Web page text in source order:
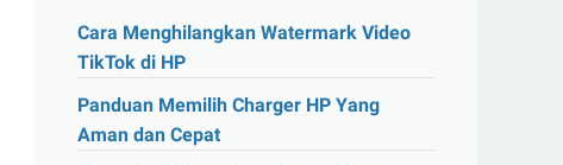
Cara Menghilangkan Watermark Video
TikTok di HP
Panduan Memilih Charger HP Yang
Aman dan Cepat